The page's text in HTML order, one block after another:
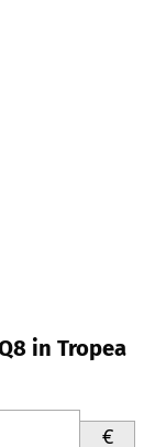
in Tropea
€